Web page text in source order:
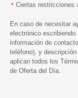
Ciertas restricciones
En caso de necesitar
electrónico escribiendo
información de
teléfono), y
aplican todos los
de Oferta del Día.